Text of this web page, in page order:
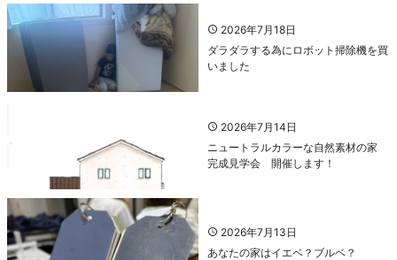
2026年7月18日
ダラダラする為にロボット掃除機を買
いました
2026年7月14日
ニュートラルカラーな自然素材の家
完成見学会 開催します！
2026年7月13日
あなたの家はイエベ？ブルベ？